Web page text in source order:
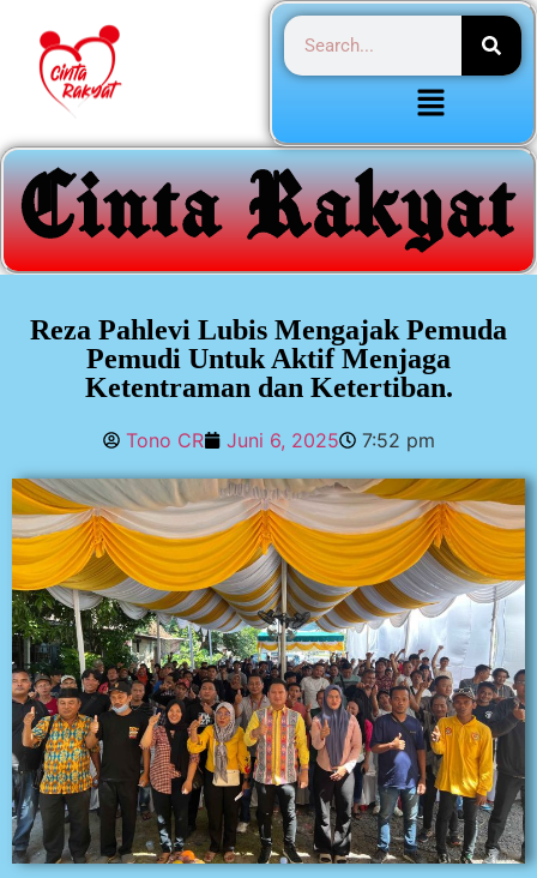
Reza Pahlevi Lubis Mengajak Pemuda
Pemudi Untuk Aktif Menjaga
Ketentraman dan Ketertiban.
Tono CR Juni 6, 2025 7:52 pm